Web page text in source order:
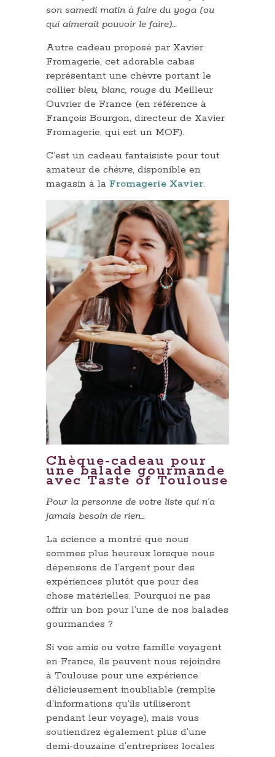
son samedi matin à faire du yoga (ou
qui aimerait pouvoir le faire)…
Autre cadeau proposé par Xavier
Fromagerie, cet adorable cabas
représentant une chèvre portant le
collier bleu, blanc, rouge du Meilleur
Ouvrier de France (en référence à
François Bourgon, directeur de Xavier
Fromagerie, qui est un MOF).
C’est un cadeau fantaisiste pour tout
amateur de chèvre, disponible en
magasin à la Fromagerie Xavier.
Chèque-cadeau pour
une balade gourmande
avec Taste of Toulouse
Pour la personne de votre liste qui n’a
jamais besoin de rien…
La science a montré que nous
sommes plus heureux lorsque nous
dépensons de l’argent pour des
expériences plutôt que pour des
chose matérielles. Pourquoi ne pas
offrir un bon pour l’une de nos balades
gourmandes ?
Si vos amis ou votre famille voyagent
en France, ils peuvent nous rejoindre
à Toulouse pour une expérience
délicieusement inoubliable (remplie
d’informations qu’ils utiliseront
pendant leur voyage), mais vous
soutiendrez également plus d’une
demi-douzaine d’entreprises locales